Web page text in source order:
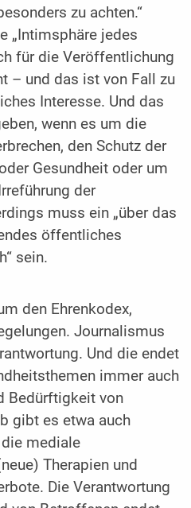
zu achten.“
„Intimsphäre jedes
für die Veröffentlichung
– und das ist von Fall zu
Interesse. Und das
wenn es um die
den Schutz der
Gesundheit oder um
der
muss ein „über das
öffentliches
sein.
den Ehrenkodex,
Journalismus
Und die endet
immer auch
Bedürftigkeit von
gibt es etwa auch
mediale
Therapien und
Die Verantwortung